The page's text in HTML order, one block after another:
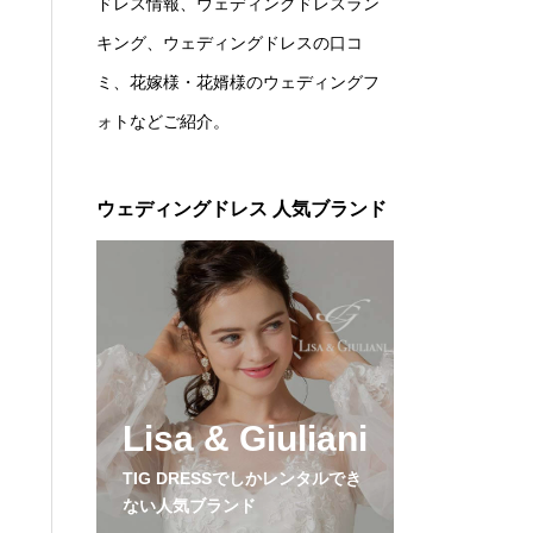
キング、ウェディングドレスの口コ
ミ、花嫁様・花婿様のウェディングフ
ォトなどご紹介。
ウェディングドレス 人気ブランド
Lisa & Giuliani
TIG DRESSでしかレンタルでき
ない人気ブランド